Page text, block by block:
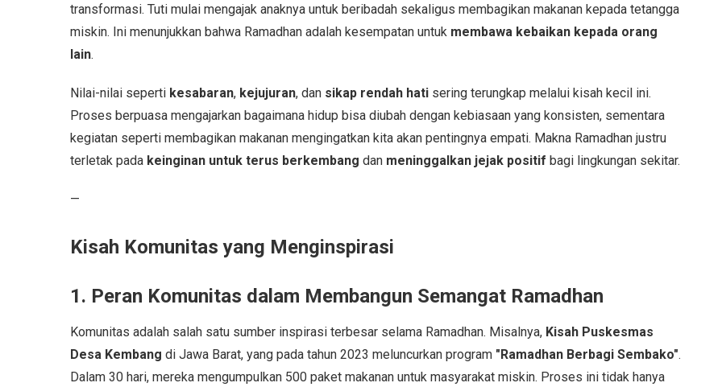
transformasi. Tuti mulai mengajak anaknya untuk beribadah sekaligus membagikan makanan kepada tetangga
miskin. Ini menunjukkan bahwa Ramadhan adalah kesempatan untuk membawa kebaikan kepada orang
lain.
Nilai-nilai seperti kesabaran, kejujuran, dan sikap rendah hati sering terungkap melalui kisah kecil ini.
Proses berpuasa mengajarkan bagaimana hidup bisa diubah dengan kebiasaan yang konsisten, sementara
kegiatan seperti membagikan makanan mengingatkan kita akan pentingnya empati. Makna Ramadhan justru
terletak pada keinginan untuk terus berkembang dan meninggalkan jejak positif bagi lingkungan sekitar.
—
Kisah Komunitas yang Menginspirasi
1. Peran Komunitas dalam Membangun Semangat Ramadhan
Komunitas adalah salah satu sumber inspirasi terbesar selama Ramadhan. Misalnya, Kisah Puskesmas
Desa Kembang di Jawa Barat, yang pada tahun 2023 meluncurkan program "Ramadhan Berbagi Sembako".
Dalam 30 hari, mereka mengumpulkan 500 paket makanan untuk masyarakat miskin. Proses ini tidak hanya